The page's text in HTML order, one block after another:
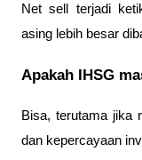
Net sell terjadi
asing lebih besar
Apakah IHSG
Bisa, terutama jika
dan kepercayaan